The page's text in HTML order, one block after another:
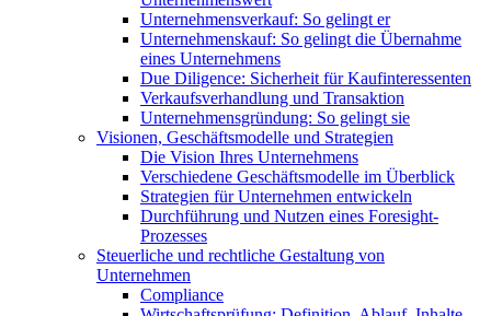
Unternehmensverkauf: So gelingt er
Unternehmenskauf: So gelingt die Übernahme
eines Unternehmens
Due Diligence: Sicherheit für Kaufinteressenten
Verkaufsverhandlung und Transaktion
Unternehmensgründung: So gelingt sie
Visionen, Geschäftsmodelle und Strategien
Die Vision Ihres Unternehmens
Verschiedene Geschäftsmodelle im Überblick
Strategien für Unternehmen entwickeln
Durchführung und Nutzen eines Foresight-
Prozesses
Steuerliche und rechtliche Gestaltung von
Unternehmen
Compliance